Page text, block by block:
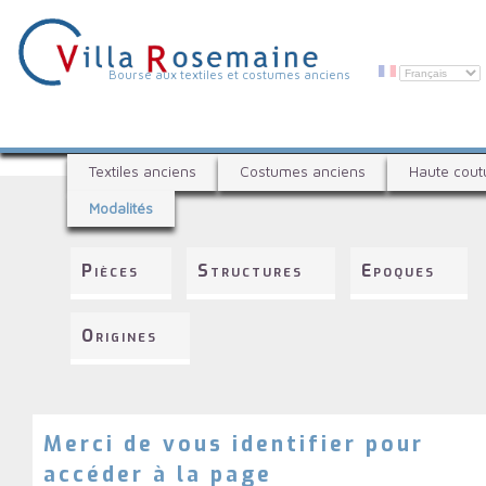
contenu
principal
l
l
a
R
o
e
n
e
Bourse aux textiles et costumes anciens
r
t
Textiles anciens Costumes anciens Haute
Modalités
Pièces Structures Epoques
Origines
Merci de vous identifier pour
accéder à la page